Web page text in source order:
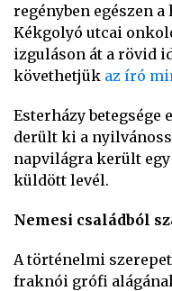
regényben egészen
Kékgolyó utcai
izguláson át a rövid
követhetjük az író
Esterházy betegsége
derült ki a
napvilágra került
küldött levél.
Nemesi családból
A történelmi
fraknói grófi